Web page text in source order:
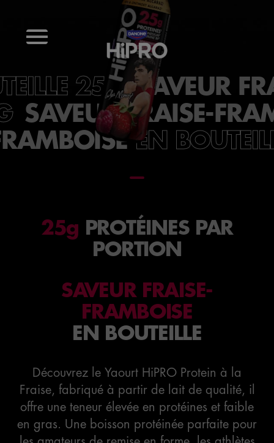
25G SAVEUR
SAVEUR FRAISE-
EN
25g PROTÉINES PAR
PORTION
SAVEUR FRAISE-
FRAMBOISE
EN BOUTEILLE
Découvrez le Yaourt HiPRO Protein à la
Fraise, fabriqué à partir de lait de qualité, il
offre une teneur élevée en protéines et faible
en gras. Une boisson protéinée parfaite pour